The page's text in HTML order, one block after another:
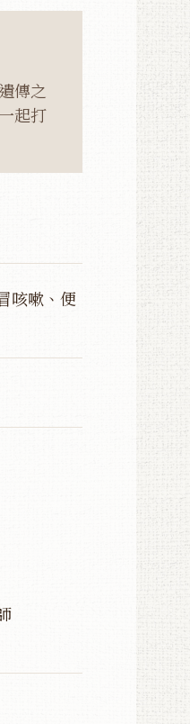
傳之
起打
咳嗽、便